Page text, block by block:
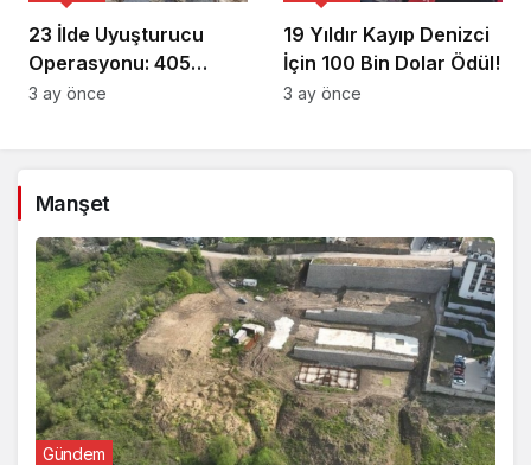
23 İlde Uyuşturucu
Operasyonu: 405
Gözaltı!
3 ay önce
19 Yıldır Kayıp Denizci
İçin 100 Bin Dolar Ödül!
3 ay önce
Manşet
Gündem